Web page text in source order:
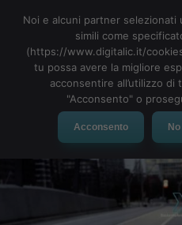
MENU
Noi e alcuni partner
simili come
(https://www.digitalic.it/
tu possa avere la migliore
acconsentire all’utilizzo
"Acconsento" o
Acconsento No